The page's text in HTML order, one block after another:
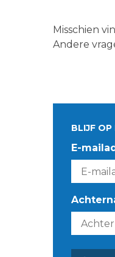
Misschien
Andere
BLIJF OP
E-